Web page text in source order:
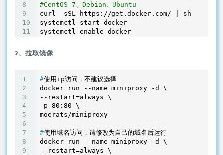
#CentOS 7、Debian、Ubuntu
curl -sSL https://get.docker.com/ | sh
systemctl start docker
2、拉取镜像
#使用ip访问，不建议选择
docker run --name miniproxy -d \
--restart=always \
-p 80:80 \
#使用域名访问，请修改为自己的域名后运行
docker run --name miniproxy -d \
--restart=always \